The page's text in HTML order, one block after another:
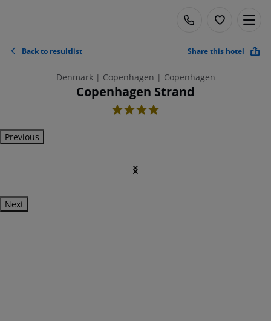
Back to resultlist Share this hotel
Denmark | Copenhagen | Copenhagen
Copenhagen Strand
4
Previous
Next